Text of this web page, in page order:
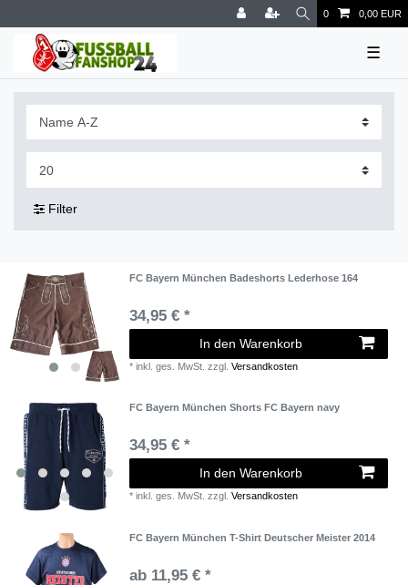
0 0,00 EUR
☰
Filter
FC Bayern München Badeshorts Lederhose 164
34,95 € *
In den Warenkorb
*inkl. ges. MwSt. zzgl.Versandkosten
FC Bayern München Shorts FC Bayern navy
34,95 € *
In den Warenkorb
*inkl. ges. MwSt. zzgl.Versandkosten
FC Bayern München T-Shirt Deutscher Meister 2014
ab 11,95 € *